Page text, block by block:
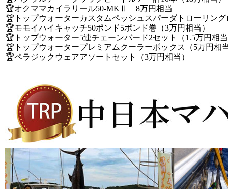
🏆オクママカイラリール50-MKⅡ 8万円相当
🏆トップウォーターカスタムペッシュスパーダトローリン
🏆モモイハイキャッチ50ポンド5ポンド巻（3万円相当）
🏆トップウォーター5連チェーンバード2セット（1.5万円相
🏆トップウォータープレミアムクーラーボックス（5万円相
🏆ペラジックウェアアソートセット（3万円相当）